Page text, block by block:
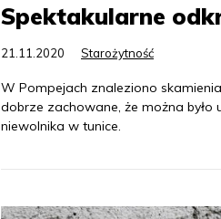
Spektakularne
21.11.2020 Starożytność
W Pompejach znaleziono
dobrze zachowane, że można było
niewolnika w tunice.